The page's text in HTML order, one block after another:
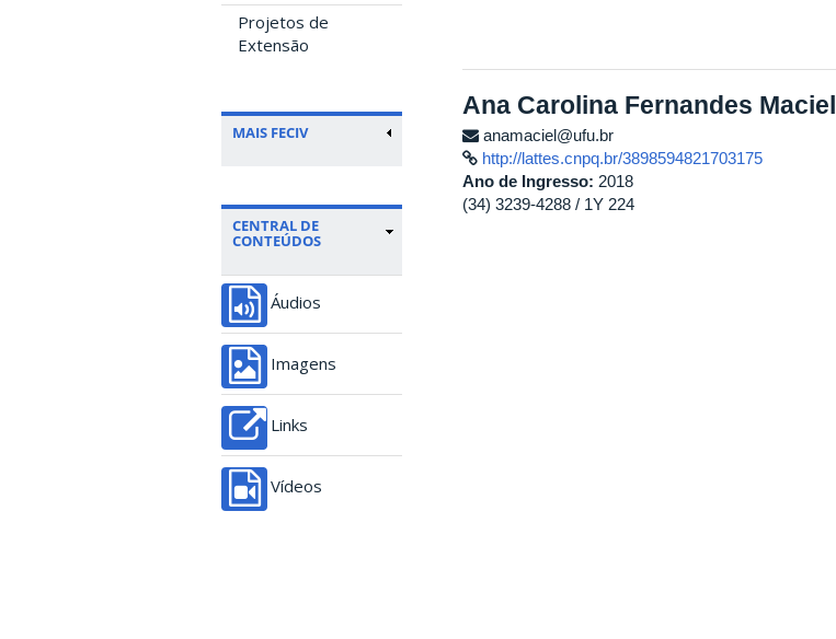
Projetos de
Extensão
MAIS FECIV
CENTRAL DE
CONTEÚDOS
Áudios
Imagens
Links
Vídeos
Ana Carolina Fernandes Maciel
anamaciel@ufu.br
http://lattes.cnpq.br/3898594821703175
Ano de Ingresso: 2018
(34) 3239-4288 / 1Y 224